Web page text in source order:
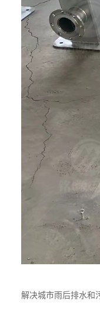
解决城市雨后排水和